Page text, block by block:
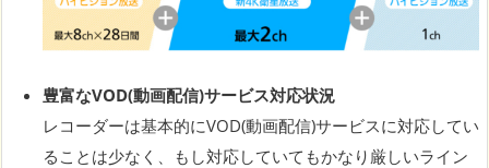
豊富なVOD(動画配信)サービス対応状況
レコーダーは基本的にVOD(動画配信)サービスに対応してい
ることは少なく、もし対応していてもかなり厳しいライン